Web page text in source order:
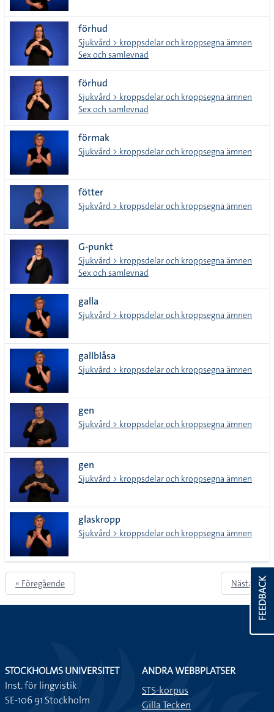
förhud
Sjukvård > kroppsdelar och kroppsegna ämnen
Sex och samlevnad
förhud
Sjukvård > kroppsdelar och kroppsegna ämnen
Sex och samlevnad
förmak
Sjukvård > kroppsdelar och kroppsegna ämnen
fötter
Sjukvård > kroppsdelar och kroppsegna ämnen
G-punkt
Sjukvård > kroppsdelar och kroppsegna ämnen
Sex och samlevnad
galla
Sjukvård > kroppsdelar och kroppsegna ämnen
gallblåsa
Sjukvård > kroppsdelar och kroppsegna ämnen
gen
Sjukvård > kroppsdelar och kroppsegna ämnen
gen
Sjukvård > kroppsdelar och kroppsegna ämnen
glaskropp
Sjukvård > kroppsdelar och kroppsegna ämnen
« Föregående Nästa » FEEDBACK
STOCKHOLMS UNIVERSITET
Inst. för lingvistik
SE-106 91 Stockholm
ANDRA WEBBPLATSER
STS-korpus
Gilla Tecken